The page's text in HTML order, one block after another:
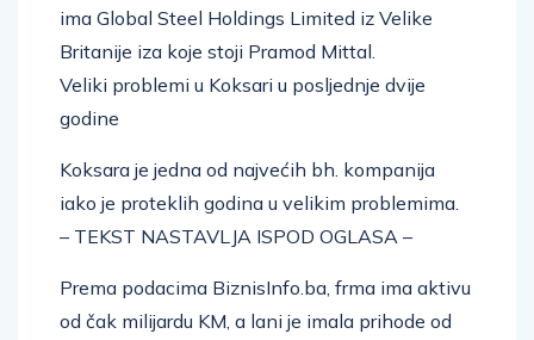
ima Global Steel Holdings Limited iz Velike
Britanije iza koje stoji Pramod Mittal.
Veliki problemi u Koksari u posljednje dvije
godine
Koksara je jedna od najvećih bh. kompanija
iako je proteklih godina u velikim problemima.
– TEKST NASTAVLJA ISPOD OGLASA –
Prema podacima BiznisInfo.ba, frma ima aktivu
od čak milijardu KM, a lani je imala prihode od